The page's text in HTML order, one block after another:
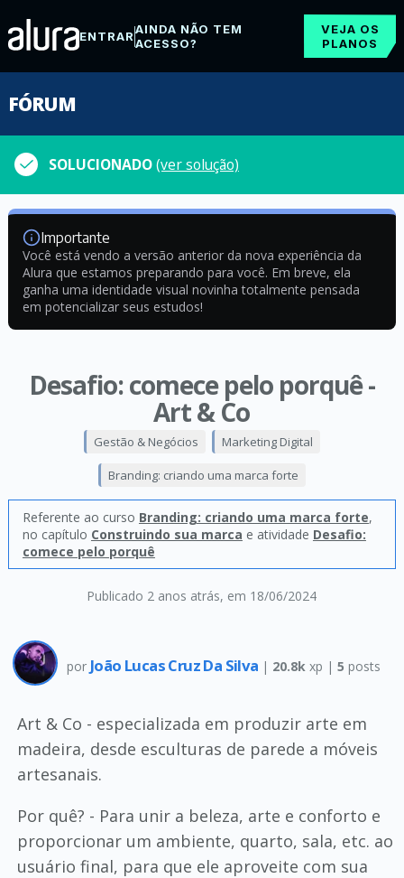
ENTRARAINDA NÃO TEM
ACESSO?
VEJA OS
PLANOS
FÓRUM
SOLUCIONADO(ver solução)
Importante
Você está vendo a versão anterior da nova experiência da
Alura que estamos preparando para você. Em breve, ela
ganha uma identidade visual novinha totalmente pensada
em potencializar seus estudos!
Desafio: comece pelo porquê -
Art & Co
Publicado 2 anos atrás, em 18/06/2024
Gestão & Negócios Marketing Digital
Branding: criando uma marca forte
Referente ao curso Branding: criando uma marca forte,
no capítulo Construindo sua marca e atividade Desafio:
comece pelo porquê
por João Lucas Cruz Da Silva | 20.8k xp | 5 posts
Art & Co - especializada em produzir arte em
madeira, desde esculturas de parede a móveis
artesanais.
Por quê? - Para unir a beleza, arte e conforto e
proporcionar um ambiente, quarto, sala, etc. ao
usuário final, para que ele aproveite com sua